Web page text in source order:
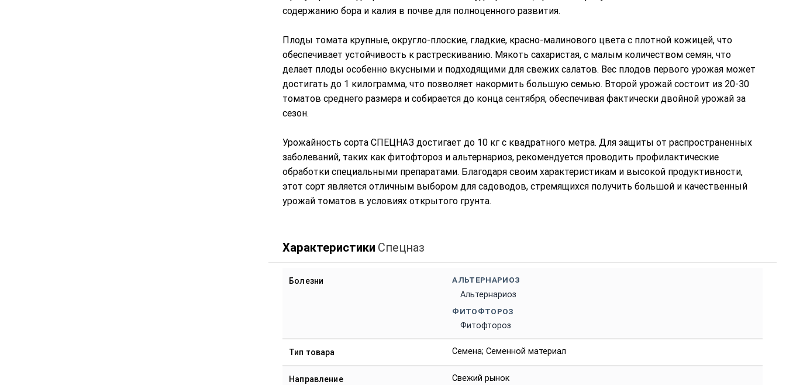
содержанию бора и калия в почве для полноценного развития.
Плоды томата крупные, округло-плоские, гладкие, красно-малинового цвета с плотной кожицей, что
обеспечивает устойчивость к растрескиванию. Мякоть сахаристая, с малым количеством семян, что
делает плоды особенно вкусными и подходящими для свежих салатов. Вес плодов первого урожая может
достигать до 1 килограмма, что позволяет накормить большую семью. Второй урожай состоит из 20-30
томатов среднего размера и собирается до конца сентября, обеспечивая фактически двойной урожай за
сезон.
Урожайность сорта СПЕЦНАЗ достигает до 10 кг с квадратного метра. Для защиты от распространенных
заболеваний, таких как фитофтороз и альтернариоз, рекомендуется проводить профилактические
обработки специальными препаратами. Благодаря своим характеристикам и высокой продуктивности,
этот сорт является отличным выбором для садоводов, стремящихся получить большой и качественный
урожай томатов в условиях открытого грунта.
Характеристики Спецназ
Болезни АЛЬТЕРНАРИОЗ
Альтернариоз
ФИТОФТОРОЗ
Фитофтороз
Тип товара Семена; Семенной материал
Направление Свежий рынок